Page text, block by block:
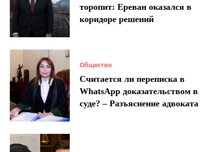
торопит: Ереван оказался в
коридоре решений
Общество
Считается ли переписка в
WhatsApp доказательством в
суде? – Разъяснение адвоката